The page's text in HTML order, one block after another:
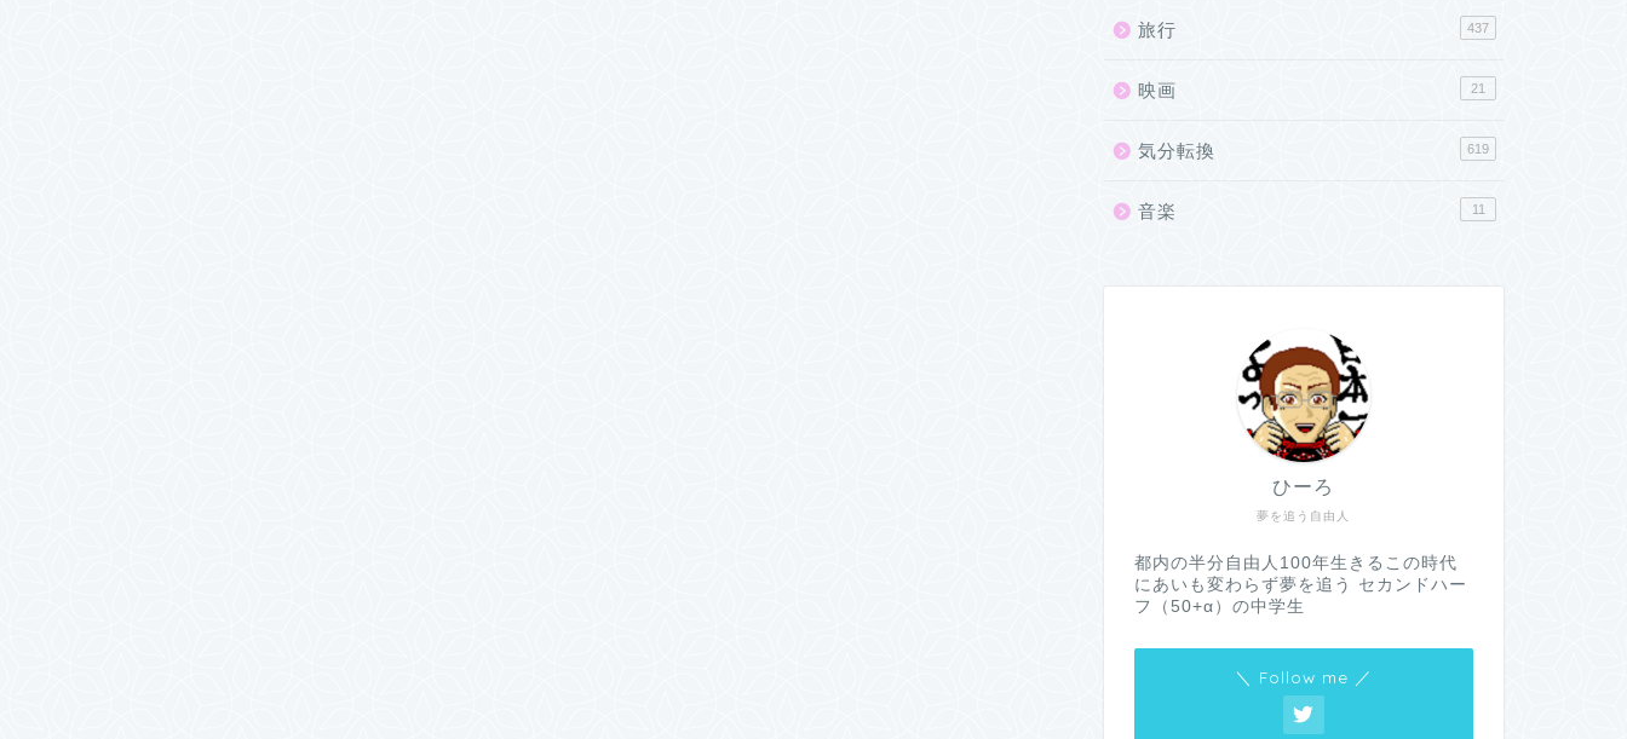
旅行 437
映画 21
気分転換 619
音楽 11
夢を追う自由人
ひーろ
都内の半分自由人100年生きるこの時代
にあいも変わらず夢を追う セカンドハー
フ（50+α）の中学生
＼ Follow me ／